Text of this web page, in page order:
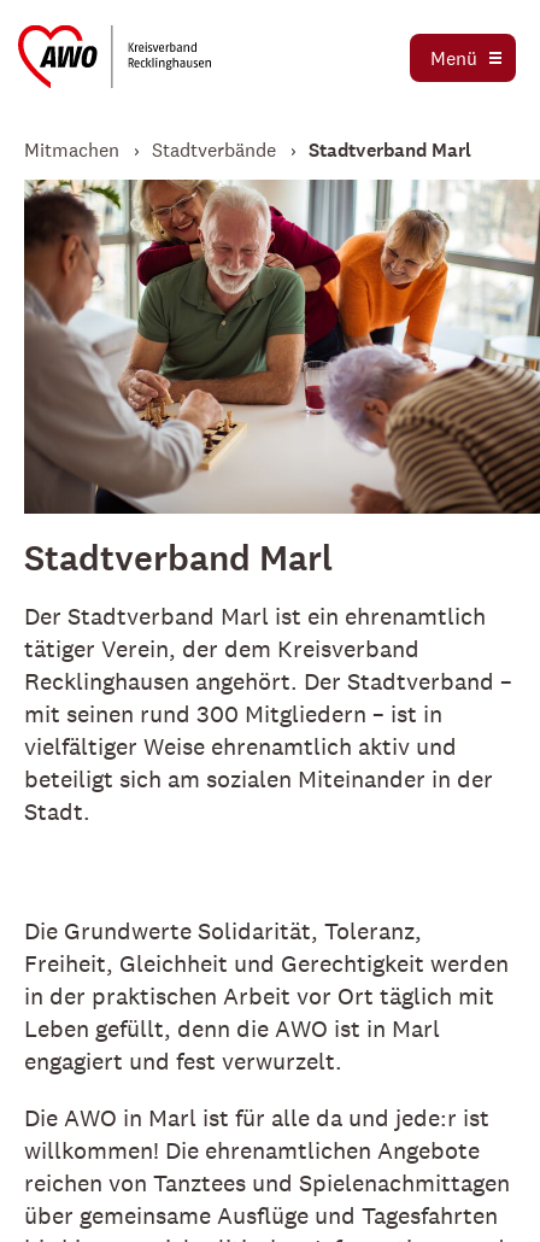
Menü
Stadtverbände
Stellenbörse
Mitmachen
Stadtverbände Stadtverband Marl
Stadtverband Marl
Der Stadtverband Marl ist ein ehrenamtlich
tätiger Verein, der dem Kreisverband
Recklinghausen angehört. Der Stadtverband –
mit seinen rund 300 Mitgliedern – ist in
vielfältiger Weise ehrenamtlich aktiv und
beteiligt sich am sozialen Miteinander in der
Stadt.
Die Grundwerte Solidarität, Toleranz,
Freiheit, Gleichheit und Gerechtigkeit werden
in der praktischen Arbeit vor Ort täglich mit
Leben gefüllt, denn die AWO ist in Marl
engagiert und fest verwurzelt.
Die AWO in Marl ist für alle da und jede:r ist
willkommen! Die ehrenamtlichen Angebote
reichen von Tanztees und Spielenachmittagen
über gemeinsame Ausflüge und Tagesfahrten